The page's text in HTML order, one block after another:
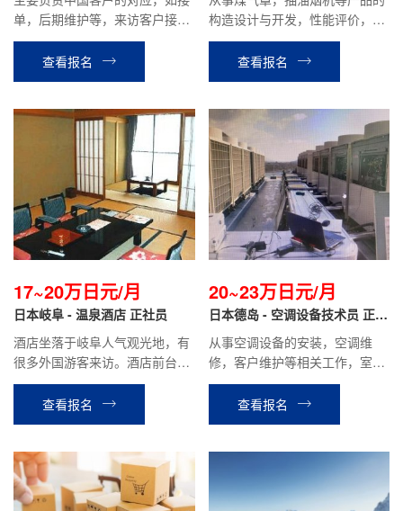
单，后期维护等，来访客户接待
以及中国出差等工作。
查看报名
构造设计与开发，性能评价，基
板设计，控制系统开发等工作。
查看报名
17~20万日元/月
日本岐阜 - 温泉酒店 正社员
酒店坐落于岐阜人气观光地，有
很多外国游客来访。酒店前台翻
译，办理手续，餐厅服务，客房
整理等相关工作。
查看报名
20~23万日元/月
日本德岛 - 空调设备技术员 正社
从事空调设备的安装，空调维
修，客户维护等相关工作，室内
室外工作都有
查看报名